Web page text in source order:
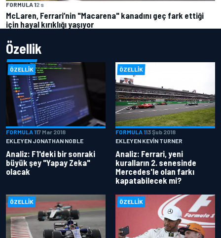
FORMULA 12 s
McLaren, Ferrari’nin "Macarena" kanadını geç fark ettiği
için hayal kırıklığı yaşıyor
Özellik
ÖZELLIK
FORMULA 117 Mar 2018
EKLEYEN JONATHAN NOBLE
Analiz: F1'deki bir sonraki
büyük şey "Yapay Zeka"
olacak
ÖZELLIK
FORMULA 113 Şub 2018
EKLEYEN KEVIN TURNER
Analiz: Ferrari, yeni
kuralların 2. senesinde
Mercedes'le olan farkı
kapatabilecek mi?
ÖZELLIK ÖZELLIK